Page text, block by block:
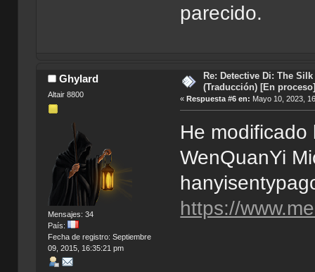
parecido.
Ghylard
Altair 8800
Mensajes: 34
País:
Fecha de registro: Septiembre
09, 2015, 16:35:21 pm
Re: Detective Di: The
(Traducción) [En proceso]
« Respuesta #6 en: Mayo 10, 2023,
He
WenQuanYi
https://